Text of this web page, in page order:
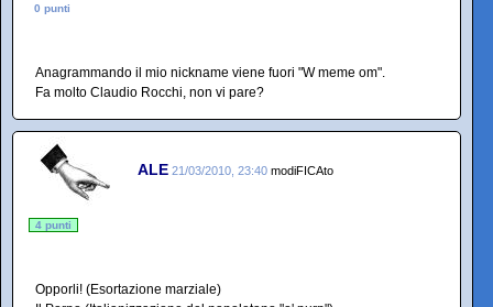
0 punti
Anagrammando il mio nickname viene fuori "W meme om".
Fa molto Claudio Rocchi, non vi pare?
ALE 21/03/2010, 23:40 modiFICAto
4 punti
Opporli! (Esortazione marziale)